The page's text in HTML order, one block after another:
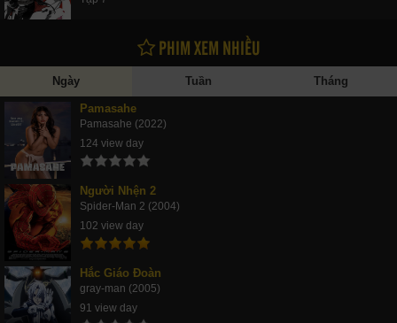
PHIM XEM NHIỀU
Ngày Tuần Tháng
Pamasahe
Pamasahe (2022)
124 view day
Người Nhện 2
Spider-Man 2 (2004)
102 view day
Hắc Giáo Đoàn
gray-man (2005)
91 view day